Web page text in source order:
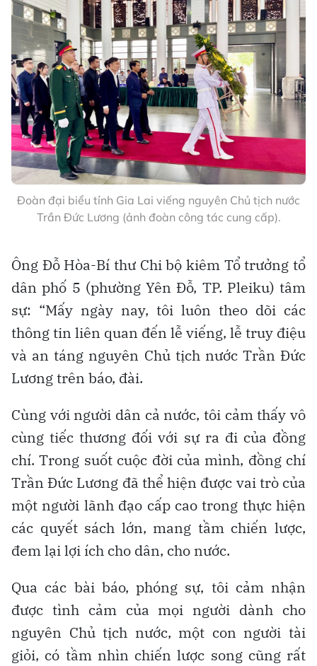
Đoàn đại biểu tỉnh Gia Lai viếng nguyên Chủ tịch nước
Trần Đức Lương (ảnh đoàn công tác cung cấp).
Ông Đỗ Hòa-Bí thư Chi bộ kiêm Tổ trưởng tổ
dân phố 5 (phường Yên Đỗ, TP. Pleiku) tâm
sự: “Mấy ngày nay, tôi luôn theo dõi các
thông tin liên quan đến lễ viếng, lễ truy điệu
và an táng nguyên Chủ tịch nước Trần Đức
Lương trên báo, đài.
Cùng với người dân cả nước, tôi cảm thấy vô
cùng tiếc thương đối với sự ra đi của đồng
chí. Trong suốt cuộc đời của mình, đồng chí
Trần Đức Lương đã thể hiện được vai trò của
một người lãnh đạo cấp cao trong thực hiện
các quyết sách lớn, mang tầm chiến lược,
đem lại lợi ích cho dân, cho nước.
Qua các bài báo, phóng sự, tôi cảm nhận
được tình cảm của mọi người dành cho
nguyên Chủ tịch nước, một con người tài
giỏi, có tầm nhìn chiến lược song cũng rất